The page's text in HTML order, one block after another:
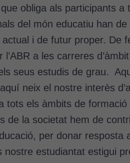
obliga als participants a
del món educatiu han
i de futur proper. De
a les carreres
seus estudis de grau.
neix el nostre interès
tots els àmbits de
de la societat hem de
per donar resposta
estudiantat estigui